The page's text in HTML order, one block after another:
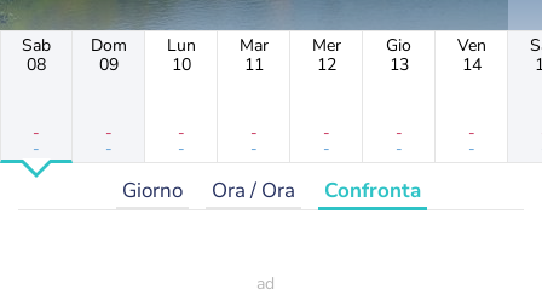
Sab
08
-
-
Dom
09
-
-
Lun
10
-
-
Mar
11
-
-
Mer
12
-
-
Gio
13
-
-
Ven
14
-
-
Giorno Ora / Ora Confronta